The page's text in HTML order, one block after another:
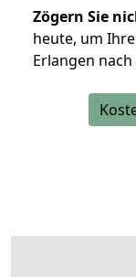
Zögern Sie
heute, um
Erlangen